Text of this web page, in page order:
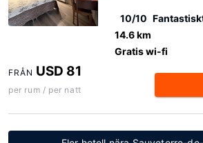
10/10
14.6 km
Gratis wi-fi
FRÅN USD 81
per rum / per natt